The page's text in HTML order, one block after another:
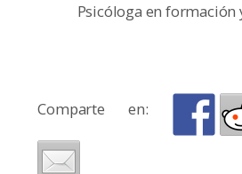
Psicóloga en formación
Comparte en: